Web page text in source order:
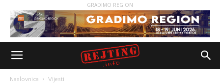
GRADIMO REGION
Naslovnica Vijesti